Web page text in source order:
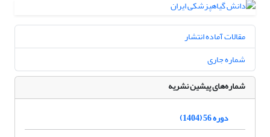
مقالات آماده انتشار
شماره جاری
شماره‌های پیشین نشریه
دوره 56 (1404)